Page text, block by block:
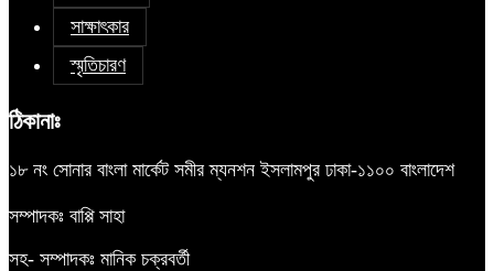
সাক্ষাৎকার
স্মৃতিচারণ
ঠিকানাঃ
১৮ নং সোনার বাংলা মার্কেট সমীর ম্যনশন ইসলামপুর ঢাকা-১১০০ বাংলাদেশ
সম্পাদকঃ বাপ্পি সাহা
সহ- সম্পাদকঃ মানিক চক্রবর্তী